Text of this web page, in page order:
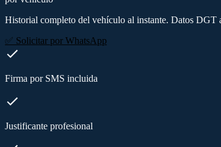
Historial completo del vehículo al instante. Datos
✅ Solicitar por WhatsApp
Firma por SMS incluida
Justificante profesional